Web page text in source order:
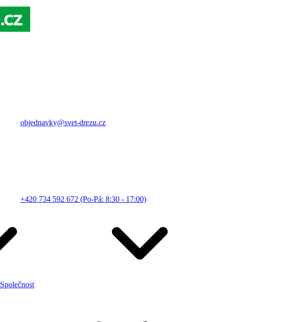
objednavky@svet-drezu.cz
+420 734 592 672 (Po-Pá: 8:30 - 17:00)
Společnost